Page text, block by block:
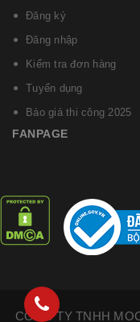
Đăng ký
Đăng nhập
Kiểm tra đơn hàng
Tuyển dụng
Báo giá thi công 2025
FANPAGE
CÔNG TY TNHH